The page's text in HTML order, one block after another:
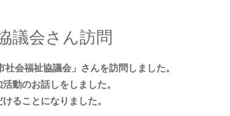
議会さん訪問
会福祉協議会」さんを訪問しました。
動のお話しをしました。
ることになりました。